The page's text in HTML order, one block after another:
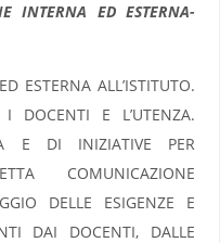
INTERNA ED ESTERNA-
ESTERNA ALL’ISTITUTO.
DOCENTI E L’UTENZA.
E DI INIZIATIVE PER
COMUNICAZIONE
DELLE ESIGENZE E
DAI DOCENTI, DALLE